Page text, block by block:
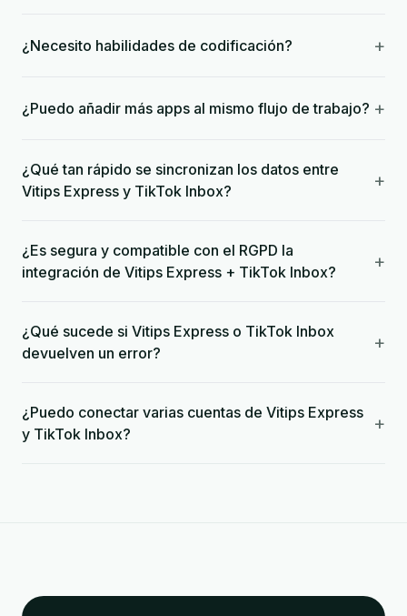
¿Necesito habilidades de codificación? +
¿Puedo añadir más apps al mismo flujo de trabajo? +
¿Qué tan rápido se sincronizan los datos entre
Vitips Express y TikTok Inbox?
+
¿Es segura y compatible con el RGPD la
integración de Vitips Express + TikTok Inbox?
+
¿Qué sucede si Vitips Express o TikTok Inbox
devuelven un error?
+
¿Puedo conectar varias cuentas de Vitips Express
y TikTok Inbox?
+